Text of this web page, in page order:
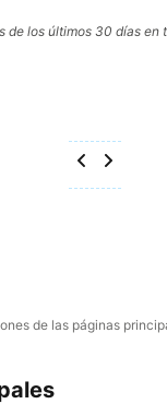
de los últimos 30 días en
de las páginas